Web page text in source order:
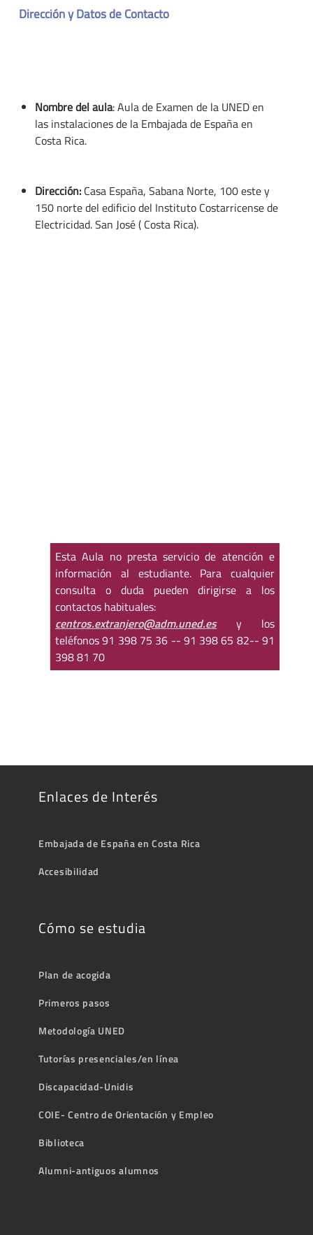
Dirección y Datos de Contacto
Nombre del aula: Aula de Examen de la UNED en
las instalaciones de la Embajada de España en
Costa Rica.
Dirección: Casa España, Sabana Norte, 100 este y
150 norte del edificio del Instituto Costarricense de
Electricidad. San José ( Costa Rica).
Esta Aula no presta servicio de atención e
información al estudiante. Para cualquier
consulta o duda pueden dirigirse a los
contactos habituales:
centros.extranjero@adm.uned.esy los
teléfonos 91 398 75 36 -- 91 398 65 82-- 91
398 81 70
Enlaces de Interés
Embajada de España en Costa Rica
Accesibilidad
Cómo se estudia
Plan de acogida
Primeros pasos
Metodología UNED
Tutorías presenciales/en línea
Discapacidad-Unidis
COIE- Centro de Orientación y Empleo
Biblioteca
Alumni-antiguos alumnos